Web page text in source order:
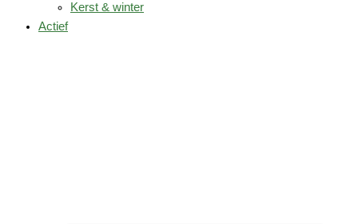
Kerst & winter
Actief